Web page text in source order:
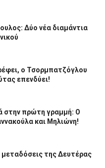
Δύο νέα διαμάντια
ο Τσορμπατζόγλου
επενδύει!
στην πρώτη γραμμή: Ο
και Μηλιώνη!
μεταδόσεις της Δευτέρας